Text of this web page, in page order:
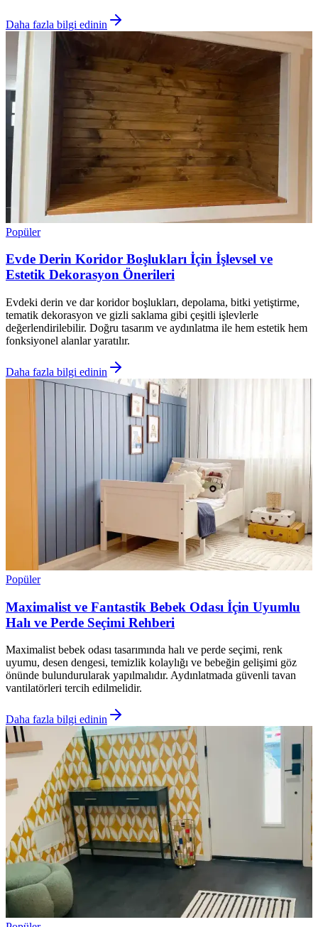
Daha fazla bilgi edinin
Popüler
Evde Derin Koridor Boşlukları İçin İşlevsel ve
Estetik Dekorasyon Önerileri
Evdeki derin ve dar koridor boşlukları, depolama, bitki yetiştirme,
tematik dekorasyon ve gizli saklama gibi çeşitli işlevlerle
değerlendirilebilir. Doğru tasarım ve aydınlatma ile hem estetik hem
fonksiyonel alanlar yaratılır.
Daha fazla bilgi edinin
Popüler
Maximalist ve Fantastik Bebek Odası İçin Uyumlu
Halı ve Perde Seçimi Rehberi
Maximalist bebek odası tasarımında halı ve perde seçimi, renk
uyumu, desen dengesi, temizlik kolaylığı ve bebeğin gelişimi göz
önünde bulundurularak yapılmalıdır. Aydınlatmada güvenli tavan
vantilatörleri tercih edilmelidir.
Daha fazla bilgi edinin